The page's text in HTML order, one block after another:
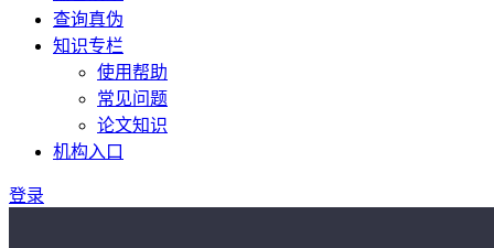
查询真伪
知识专栏
使用帮助
常见问题
论文知识
机构入口
登录